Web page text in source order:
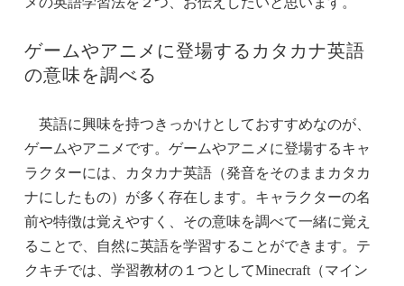
ゲームやアニメに登場するカタカナ英語
の意味を調べる
英語に興味を持つきっかけとしておすすめなのが、
ゲームやアニメです。ゲームやアニメに登場するキャ
ラクターには、カタカナ英語（発音をそのままカタカ
ナにしたもの）が多く存在します。キャラクターの名
前や特徴は覚えやすく、その意味を調べて一緒に覚え
ることで、自然に英語を学習することができます。テ
クキチでは、学習教材の１つとしてMinecraft（マイン